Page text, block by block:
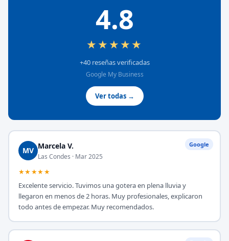
4.8
★★★★★
+40 reseñas verificadas
Google My Business
Ver todas →
Google
MV Marcela V.
Las Condes · Mar 2025
★★★★★
Excelente servicio. Tuvimos una gotera en plena lluvia y
llegaron en menos de 2 horas. Muy profesionales, explicaron
todo antes de empezar. Muy recomendados.